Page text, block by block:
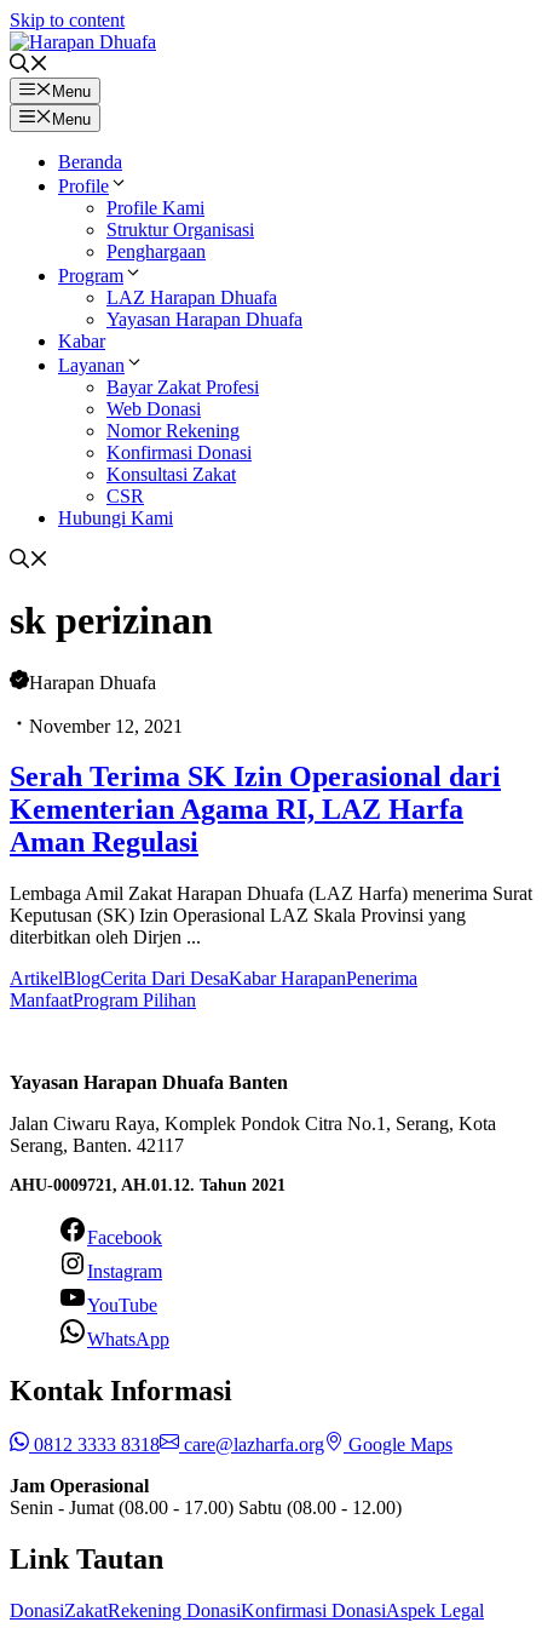
Skip to content
Menu
Menu
Beranda
Profile
Profile Kami
Struktur Organisasi
Penghargaan
Program
LAZ Harapan Dhuafa
Yayasan Harapan Dhuafa
Kabar
Layanan
Bayar Zakat Profesi
Web Donasi
Nomor Rekening
Konfirmasi Donasi
Konsultasi Zakat
CSR
Hubungi Kami
sk perizinan
Harapan Dhuafa
November 12, 2021
Serah Terima SK Izin Operasional dari
Kementerian Agama RI, LAZ Harfa
Aman Regulasi
Lembaga Amil Zakat Harapan Dhuafa (LAZ Harfa) menerima Surat
Keputusan (SK) Izin Operasional LAZ Skala Provinsi yang
diterbitkan oleh Dirjen ...
ArtikelBlogCerita Dari DesaKabar HarapanPenerima
ManfaatProgram Pilihan
Yayasan Harapan Dhuafa Banten
Jalan Ciwaru Raya, Komplek Pondok Citra No.1, Serang, Kota
Serang, Banten. 42117
AHU-0009721, AH.01.12. Tahun 2021
Facebook
Instagram
YouTube
WhatsApp
Kontak Informasi
0812 3333 8318 care@lazharfa.org
Google Maps
Jam Operasional
Senin - Jumat (08.00 - 17.00) Sabtu (08.00 - 12.00)
Link Tautan
DonasiZakatRekening DonasiKonfirmasi DonasiAspek Legal